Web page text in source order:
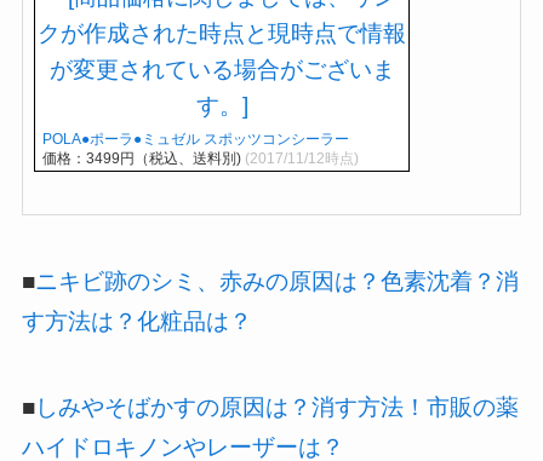
POLA●ポーラ●ミュゼル スポッツコンシーラー
価格：3499円（税込、送料別) (2017/11/12時点)
■ニキビ跡のシミ、赤みの原因は？色素沈着？消
す方法は？化粧品は？
■しみやそばかすの原因は？消す方法！市販の薬
ハイドロキノンやレーザーは？